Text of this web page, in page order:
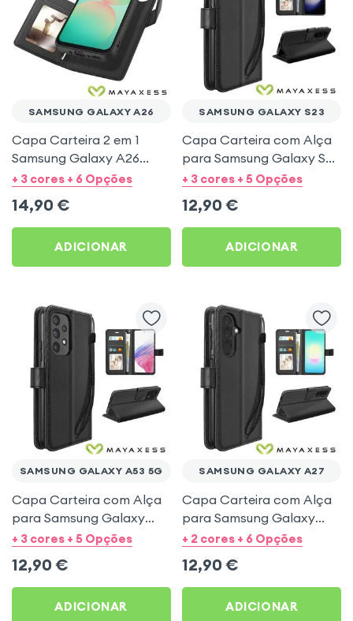
SAMSUNG GALAXY A26
Capa Carteira 2 em 1
Samsung Galaxy A26
Mayaxess Preto
+ 3 cores + 6 Opções
14,90 €
ADICIONAR
SAMSUNG GALAXY S23
Capa Carteira com Alça
para Samsung Galaxy S23
- Preto Mayaxess
+ 3 cores + 5 Opções
12,90 €
ADICIONAR
SAMSUNG GALAXY A53 5G
Capa Carteira com Alça
para Samsung Galaxy
A53 5G - Preto Mayaxess
+ 3 cores + 5 Opções
12,90 €
ADICIONAR
SAMSUNG GALAXY A27
Capa Carteira com Alça
para Samsung Galaxy
A27 - Preto Mayaxess
+ 2 cores + 6 Opções
12,90 €
ADICIONAR